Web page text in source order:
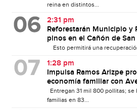
reina en distintos...
2:31 pm
Reforestarán Municipio y
pinos en el Cañón de
Esto permitirá una
1:28 pm
Impulsa Ramos Arizpe
economía familiar con
Entregan 31 mil 800 pollitas;
familias en 83...